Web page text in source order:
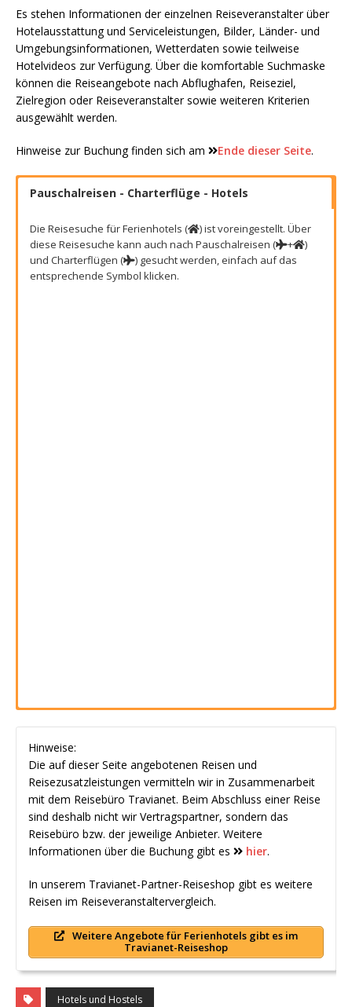
Es stehen Informationen der einzelnen Reiseveranstalter über
Hotelausstattung und Serviceleistungen, Bilder, Länder- und
Umgebungsinformationen, Wetterdaten sowie teilweise
Hotelvideos zur Verfügung. Über die komfortable Suchmaske
können die Reiseangebote nach Abflughafen, Reiseziel,
Zielregion oder Reiseveranstalter sowie weiteren Kriterien
ausgewählt werden.
Hinweise zur Buchung finden sich am Ende dieser Seite.
Pauschalreisen - Charterflüge - Hotels
Die Reisesuche für Ferienhotels (
) ist voreingestellt. Über
diese Reisesuche kann auch nach Pauschalreisen (
+
)
und Charterflügen (
) gesucht werden, einfach auf das
entsprechende Symbol klicken.
Hinweise:
Die auf dieser Seite angebotenen Reisen und
Reisezusatzleistungen vermitteln wir in Zusammenarbeit
mit dem Reisebüro Travianet. Beim Abschluss einer Reise
sind deshalb nicht wir Vertragspartner, sondern das
Reisebüro bzw. der jeweilige Anbieter. Weitere
Informationen über die Buchung gibt es
hier.
In unserem Travianet-Partner-Reiseshop gibt es weitere
Reisen im Reiseveranstaltervergleich.
Weitere Angebote für Ferienhotels gibt es im
Travianet-Reiseshop
Hotels und Hostels